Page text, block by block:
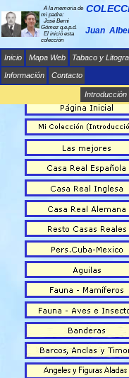
A la memoria de
mi padre:
José Berni
Gómez q.e.p.d.
El inició esta
colección
Juan
Inicio Mapa Web Tabaco y
Información Contacto
Introducción